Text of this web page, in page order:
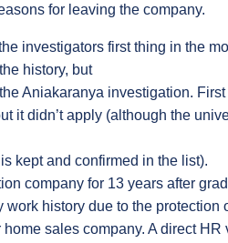
for leaving the company.
investigators first thing in the
history, but
Aniakaranya investigation.
it didn’t apply (although the
kept and confirmed in the list).
company for 13 years after
work history due to the protection
sales company. A direct HR